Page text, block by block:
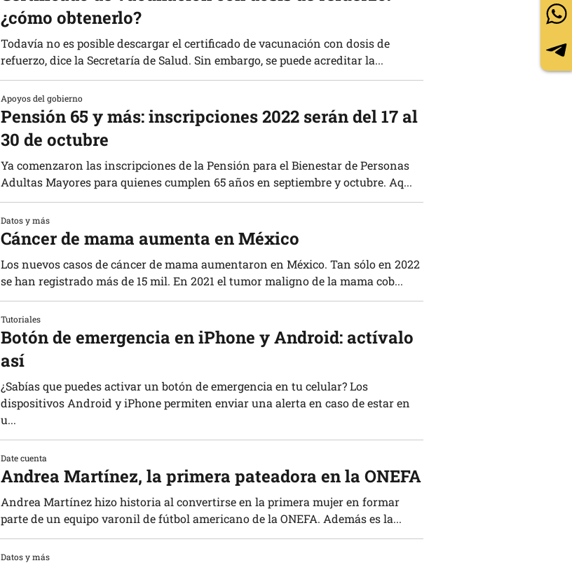
¿cómo obtenerlo?
Todavía no es posible descargar el certificado de vacunación con dosis de
refuerzo, dice la Secretaría de Salud. Sin embargo, se puede acreditar la...
Apoyos del gobierno
Pensión 65 y más: inscripciones 2022 serán del 17 al
30 de octubre
Ya comenzaron las inscripciones de la Pensión para el Bienestar de Personas
Adultas Mayores para quienes cumplen 65 años en septiembre y octubre. Aq...
Datos y más
Cáncer de mama aumenta en México
Los nuevos casos de cáncer de mama aumentaron en México. Tan sólo en 2022
se han registrado más de 15 mil. En 2021 el tumor maligno de la mama cob...
Tutoriales
Botón de emergencia en iPhone y Android: actívalo
así
¿Sabías que puedes activar un botón de emergencia en tu celular? Los
dispositivos Android y iPhone permiten enviar una alerta en caso de estar en
u...
Date cuenta
Andrea Martínez, la primera pateadora en la ONEFA
Andrea Martínez hizo historia al convertirse en la primera mujer en formar
parte de un equipo varonil de fútbol americano de la ONEFA. Además es la...
Datos y más